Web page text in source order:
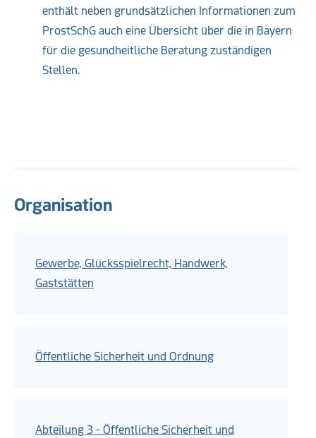
enthält neben grundsätzlichen Informationen zum
ProstSchG auch eine Übersicht über die in Bayern
für die gesundheitliche Beratung zuständigen
Stellen.
Organisation
Gewerbe, Glücksspielrecht, Handwerk,
Gaststätten
Öffentliche Sicherheit und Ordnung
Abteilung 3 - Öffentliche Sicherheit und